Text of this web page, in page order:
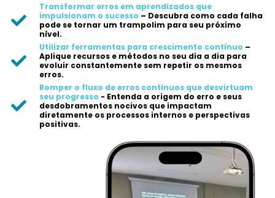
Transformar erros em aprendizados que
impulsionam o sucesso – Descubra como cada falha
pode se tornar um trampolim para seu próximo
nível.
Utilizar ferramentas para crescimento contínuo –
Aplique recursos e métodos no seu dia a dia para
evoluir constantemente sem repetir os mesmos
erros.
Romper o fluxo de erros contínuos que desvirtuam
seu progresso - Entenda a origem do erro e seus
desdobramentos nocivos que impactam
diretamente os processos internos e perspectivas
positivas.